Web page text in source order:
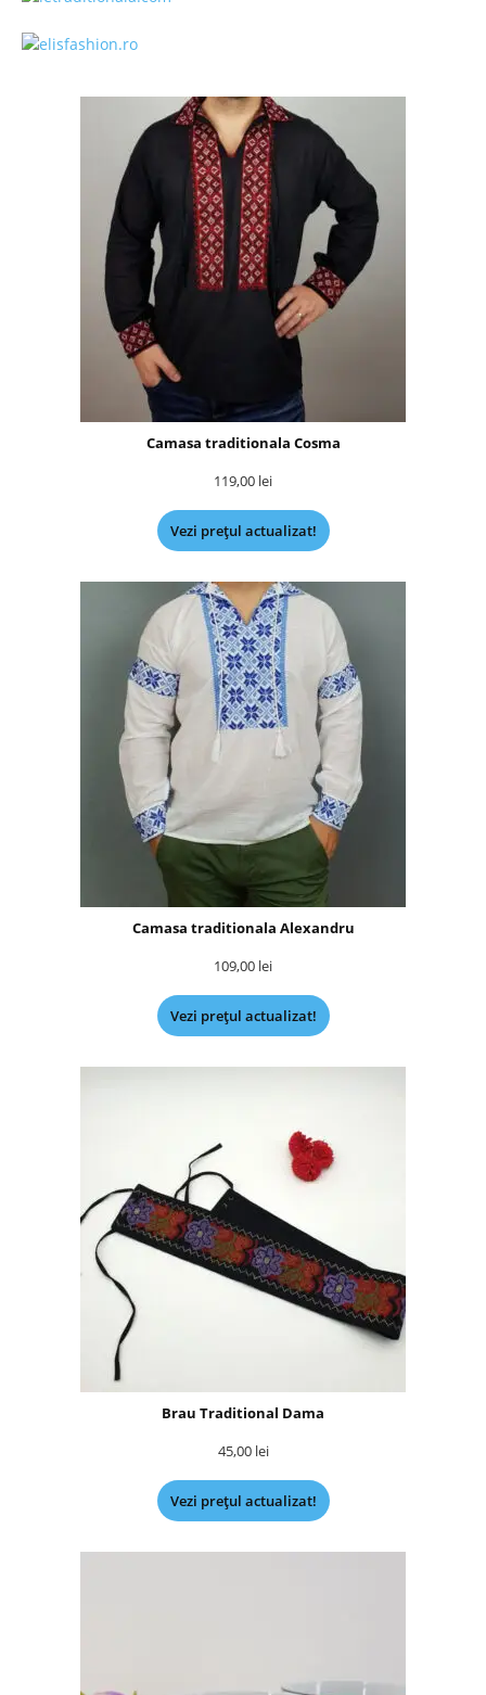
Camasa traditionala Cosma
119,00 lei
Vezi prețul actualizat!
Camasa traditionala Alexandru
109,00 lei
Vezi prețul actualizat!
Brau Traditional Dama
45,00 lei
Vezi prețul actualizat!